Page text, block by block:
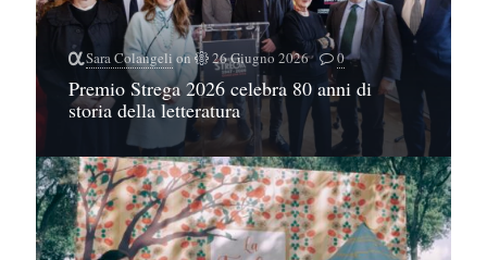
Sara Colangeli on 26 Giugno 2026 0
Premio Strega 2026 celebra 80 anni di
storia della letteratura